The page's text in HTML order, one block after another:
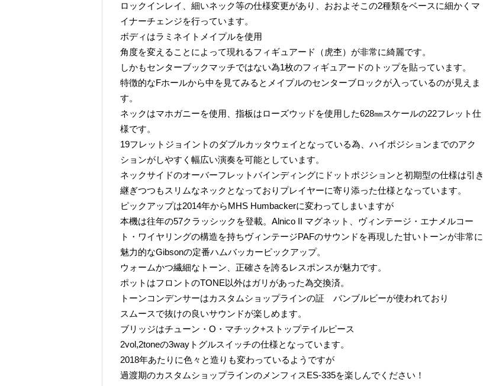
ロックインレイ、細いネック等の仕様変更があり、おおよそこの2種類をベースに細かくマ
イナーチェンジを行っています。
ボディはラミネイトメイプルを使用
角度を変えることによって現れるフィギュアード（虎杢）が非常に綺麗です。
しかもセンターブックマッチではない為1枚のフィギュアードのトップを貼っています。
特徴的なFホールから中を見てみるとメイプルのセンターブロックが入っているのが見えま
す。
ネックはマホガニーを使用、指板はローズウッドを使用した628㎜スケールの22フレット仕
様です。
19フレットジョイントのダブルカッタウェイとなっている為、ハイポジションまでのアク
ションがしやすく幅広い演奏を可能としています。
ネックサイドのオーバーフレットバインディングにドットポジションと初期型の仕様は引き
継ぎつつもスリムなネックとなっておりプレイヤーに寄り添った仕様となっています。
ピックアップは2014年からMHS Humbackerに変わってしまいますが
本機は往年の57クラッシックを登載。Alnico II マグネット、ヴィンテージ・エナメルコー
ト・ワイヤリングの構造を持ちヴィンテージPAFのサウンドを再現した甘いトーンが非常に
魅力的なGibsonの定番ハムバッカーピックアップ。
ウォームかつ繊細なトーン、正確さを誇るレスポンスが魅力です。
ポットはフロントのTONE以外はガリがあった為交換済。
トーンコンデンサーはカスタムショップラインの証 バンブルビーが使われており
スムースで抜けの良いサウンドが楽しめます。
ブリッジはチューン・O・マチック+ストップテイルピース
2vol,2toneの3wayトグルスイッチの仕様となっています。
2018年あたりに色々と造りも変わっているようですが
過渡期のカスタムショップラインのメンフィスES-335を楽しんでください！